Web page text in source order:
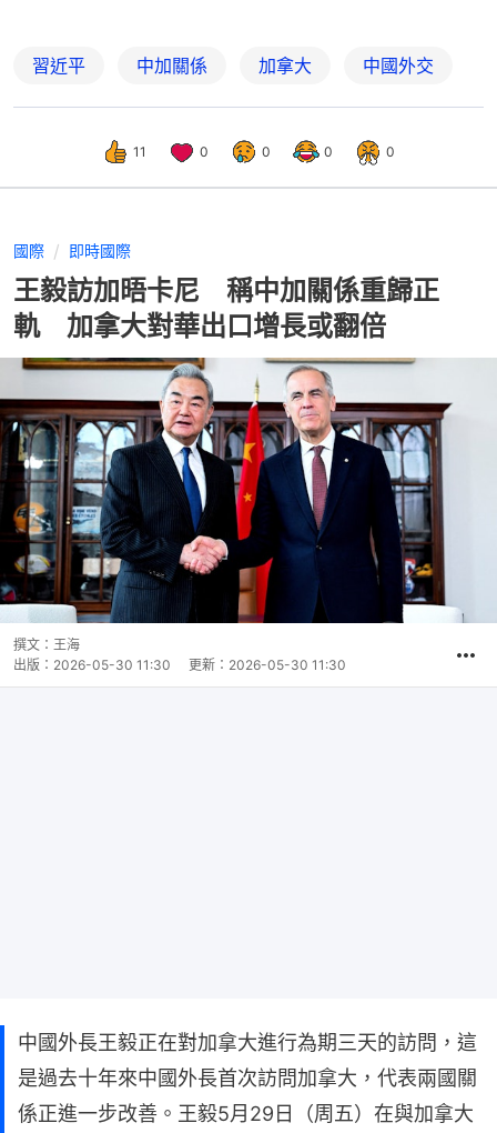
習近平 中加關係 加拿大 中國外交
11 0 0 0 0
國際 即時國際
王毅訪加晤卡尼 稱中加關係重歸正
軌 加拿大對華出口增長或翻倍
撰文： 王海
出版： 2026-05-30 11:30 更新： 2026-05-30 11:30
中國外長王毅正在對加拿大進行為期三天的訪問，這
是過去十年來中國外長首次訪問加拿大，代表兩國關
係正進一步改善。王毅5月29日（周五）在與加拿大